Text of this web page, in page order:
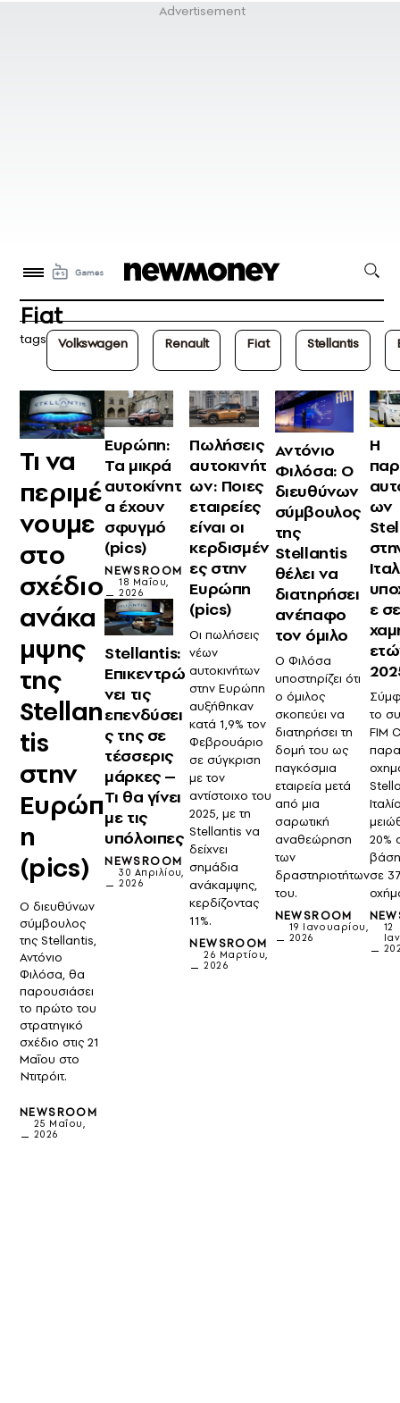
Fiat
tags Volkswagen Renault Fiat Stellantis
Τι να
περιμέ
νουμε
στο
σχέδιο
ανάκα
μψης
της
Stellan
tis
στην
Ευρώπ
η
(pics)
Ο διευθύνων
σύμβουλος
της Stellantis,
Αντόνιο
Φιλόσα, θα
παρουσιάσει
το πρώτο του
στρατηγικό
σχέδιο στις 21
Μαΐου στο
Ντιτρόιτ.
NEWSROOM
25 Μαΐου,
2026
Ευρώπη:
Τα μικρά
αυτοκίνητ
α έχουν
σφυγμό
(pics)
NEWSROOM
18 Μαΐου,
2026
Stellantis:
Επικεντρώ
νει τις
επενδύσει
ς της σε
τέσσερις
μάρκες –
Τι θα γίνει
με τις
υπόλοιπες
NEWSROOM
30 Απριλίου,
2026
Πωλήσεις
αυτοκινήτ
ων: Ποιες
εταιρείες
είναι οι
κερδισμέν
ες στην
Ευρώπη
(pics)
Οι πωλήσεις
νέων
αυτοκινήτων
στην Ευρώπη
αυξήθηκαν
κατά 1,9% τον
Φεβρουάριο
σε σύγκριση
με τον
αντίστοιχο του
2025, με τη
Stellantis να
δείχνει
σημάδια
ανάκαμψης,
κερδίζοντας
11%.
NEWSROOM
26 Μαρτίου,
2026
Αντόνιο
Φιλόσα: Ο
διευθύνων
σύμβουλος
της
Stellantis
θέλει να
διατηρήσει
ανέπαφο
τον όμιλο
Ο Φιλόσα
υποστηρίζει ότι
ο όμιλος
σκοπεύει να
διατηρήσει τη
δομή του ως
παγκόσμια
εταιρεία μετά
από μια
σαρωτική
αναθεώρηση
των
δραστηριοτήτων
του.
NEWSROOM
19 Ιανουαρίου,
2026
Η
ων
ε
το
FIM
20%
σε
12